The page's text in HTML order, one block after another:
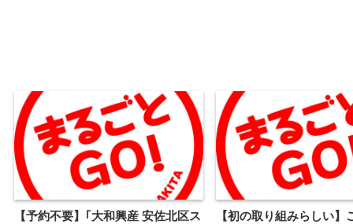
【予約不要】｢大和興産 安佐北区ス
【初の取り組みらしい】